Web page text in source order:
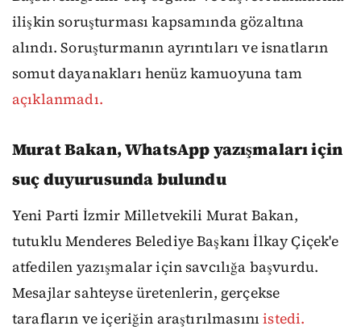
ilişkin soruşturması kapsamında gözaltına
alındı. Soruşturmanın ayrıntıları ve isnatların
somut dayanakları henüz kamuoyuna tam
açıklanmadı.
Murat Bakan, WhatsApp yazışmaları için
suç duyurusunda bulundu
Yeni Parti İzmir Milletvekili Murat Bakan,
tutuklu Menderes Belediye Başkanı İlkay Çiçek'e
atfedilen yazışmalar için savcılığa başvurdu.
Mesajlar sahteyse üretenlerin, gerçekse
tarafların ve içeriğin araştırılmasınıistedi.